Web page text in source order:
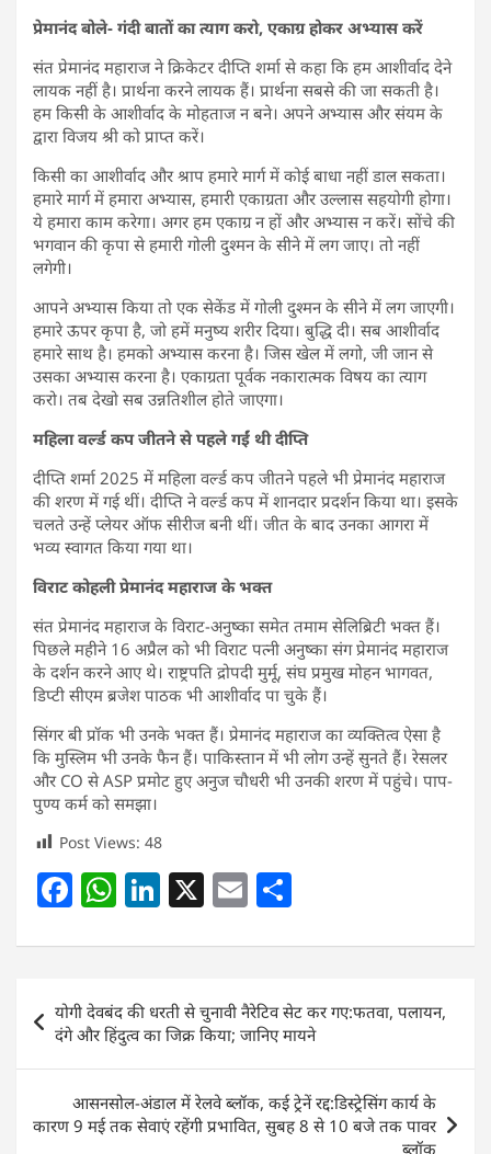
प्रेमानंद बोले- गंदी बातों का त्याग करो, एकाग्र होकर अभ्यास करें
संत प्रेमानंद महाराज ने क्रिकेटर दीप्ति शर्मा से कहा कि हम आशीर्वाद देने
लायक नहीं है। प्रार्थना करने लायक हैं। प्रार्थना सबसे की जा सकती है।
हम किसी के आशीर्वाद के मोहताज न बने। अपने अभ्यास और संयम के
द्वारा विजय श्री को प्राप्त करें।
किसी का आशीर्वाद और श्राप हमारे मार्ग में कोई बाधा नहीं डाल सकता।
हमारे मार्ग में हमारा अभ्यास, हमारी एकाग्रता और उल्लास सहयोगी होगा।
ये हमारा काम करेगा। अगर हम एकाग्र न हों और अभ्यास न करें। सोंचे की
भगवान की कृपा से हमारी गोली दुश्मन के सीने में लग जाए। तो नहीं
लगेगी।
आपने अभ्यास किया तो एक सेकेंड में गोली दुश्मन के सीने में लग जाएगी।
हमारे ऊपर कृपा है, जो हमें मनुष्य शरीर दिया। बुद्धि दी। सब आशीर्वाद
हमारे साथ है। हमको अभ्यास करना है। जिस खेल में लगो, जी जान से
उसका अभ्यास करना है। एकाग्रता पूर्वक नकारात्मक विषय का त्याग
करो। तब देखो सब उन्नतिशील होते जाएगा।
महिला वर्ल्ड कप जीतने से पहले गईं थी दीप्ति
दीप्ति शर्मा 2025 में महिला वर्ल्ड कप जीतने पहले भी प्रेमानंद महाराज
की शरण में गई थीं। दीप्ति ने वर्ल्ड कप में शानदार प्रदर्शन किया था। इसके
चलते उन्हें प्लेयर ऑफ सीरीज बनी थीं। जीत के बाद उनका आगरा में
भव्य स्वागत किया गया था।
विराट कोहली प्रेमानंद महाराज के भक्त
संत प्रेमानंद महाराज के विराट-अनुष्का समेत तमाम सेलिब्रिटी भक्त हैं।
पिछले महीने 16 अप्रैल को भी विराट पत्नी अनुष्का संग प्रेमानंद महाराज
के दर्शन करने आए थे। राष्ट्रपति द्रोपदी मुर्मू, संघ प्रमुख मोहन भागवत,
डिप्टी सीएम ब्रजेश पाठक भी आशीर्वाद पा चुके हैं।
सिंगर बी प्रॉक भी उनके भक्त हैं। प्रेमानंद महाराज का व्यक्तित्व ऐसा है
कि मुस्लिम भी उनके फैन हैं। पाकिस्तान में भी लोग उन्हें सुनते हैं। रेसलर
और CO से ASP प्रमोट हुए अनुज चौधरी भी उनकी शरण में पहुंचे। पाप-
पुण्य कर्म को समझा।
Post Views: 48
F
c
e
b
o
o
k
W
at
s
A
p
p
Li
k
e
dI
n
X E
ai
l
ar
e
Post
navigation
योगी देवबंद की धरती से चुनावी नैरेटिव सेट कर गए:फतवा, पलायन,
दंगे और हिंदुत्व का जिक्र किया; जानिए मायने
आसनसोल-अंडाल में रेलवे ब्लॉक, कई ट्रेनें रद्द:डिस्ट्रेसिंग कार्य के
कारण 9 मई तक सेवाएं रहेंगी प्रभावित, सुबह 8 से 10 बजे तक पावर
ब्लॉक